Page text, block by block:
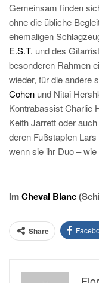
Gemeinsam finden
ohne die übliche
ehemaligen
E.S.T. und des
besonderen Rahmen
wieder, für die andere
Cohen und Nitai
Kontrabassist Charlie
Keith Jarrett oder
deren Fußstapfen
wenn sie ihr Duo –
ImCheval Blanc
Share